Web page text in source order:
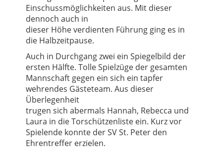
Einschussmöglichkeiten aus. Mit dieser
dennoch auch in
dieser Höhe verdienten Führung ging es in
die Halbzeitpause.
Auch in Durchgang zwei ein Spiegelbild der
ersten Hälfte. Tolle Spielzüge der gesamten
Mannschaft gegen ein sich ein tapfer
wehrendes Gästeteam. Aus dieser
Überlegenheit
trugen sich abermals Hannah, Rebecca und
Laura in die Torschützenliste ein. Kurz vor
Spielende konnte der SV St. Peter den
Ehrentreffer erzielen.